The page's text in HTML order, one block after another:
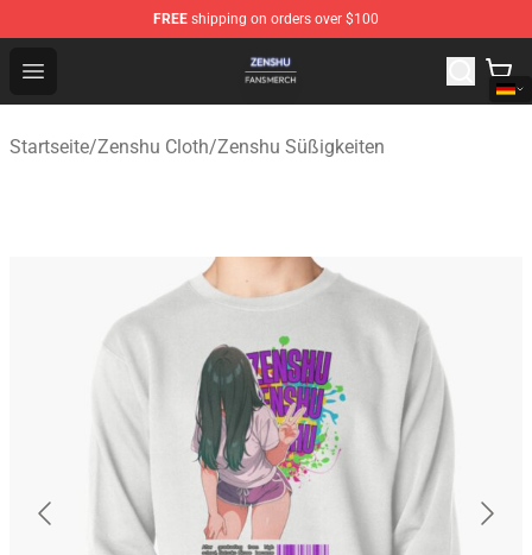
FREE shipping on orders over $100
Open menu
Zenshu Shop - Official Zenshu Merchandise Store
Startseite/Zenshu Cloth/Zenshu Süßigkeiten